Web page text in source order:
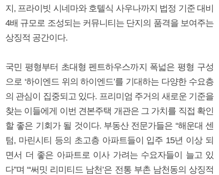
지, 프라이빗 시네마와 호텔식 사우나까지 법정 기준 대비
4배 규모로 조성되는 커뮤니티는 단지의 품격을 보여주는
상징적 공간이다.
국민 평형부터 초대형 펜트하우스까지 폭넓은 평형 구성
으로 ‘하이엔드 위의 하이엔드’를 기대하는 다양한 수요층
의 관심이 집중되고 있다. 프리미엄 주거의 새로운 기준을
찾는 이들에게 이번 견본주택 개관은 그 가치를 직접 확인
할 좋은 기회가 될 것이다. 부동산 전문가들은 “해운대 센
텀, 마린시티 등의 초고층 아파트들이 입주 15년 이상 되
면서 더 좋은 아파트로 이사 가려는 수요자들이 늘고 있
다”며 “‘써밋 리미티드 남천’은 전통 부촌 남천동의 상징적